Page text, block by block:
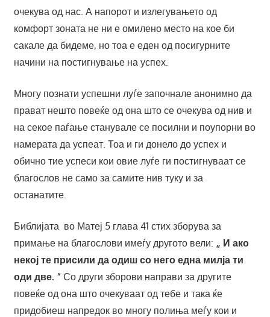
очекува од нас. А напорот и излегувањето од
комфорт зоната не ни е омилено место на кое би
сакале да бидеме, но тоа е еден од посигурните
начини на постигнување на успех.
Многу познати успешни луѓе започнале анонимно да
прават нешто повеќе од она што се очекува од нив и
на секое паѓање станувале се посилни и поупорни во
намерата да успеат. Тоа и ги донело до успех и
обично тие успеси кои овие луѓе ги постигнуваат се
благослов не само за самите нив туку и за
останатите.
Библијата во Матеј 5 глава 41 стих зборува за
примање на благослови имеѓу другото вели: „ И ако
некој те присили да одиш со него една милја ти
оди две. “ Со други зборови направи за другите
повеќе од она што очекуваат од тебе и така ќе
придобиеш напредок во многу полиња меѓу кои и